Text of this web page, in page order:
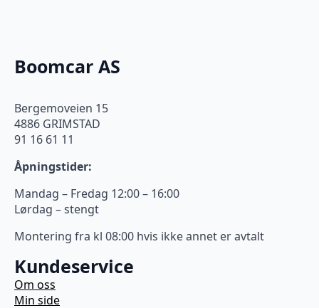
Boomcar AS
Bergemoveien 15
4886 GRIMSTAD
91 16 61 11
Åpningstider:
Mandag – Fredag 12:00 – 16:00
Lørdag – stengt
Montering fra kl 08:00 hvis ikke annet er avtalt
Kundeservice
Om oss
Min side